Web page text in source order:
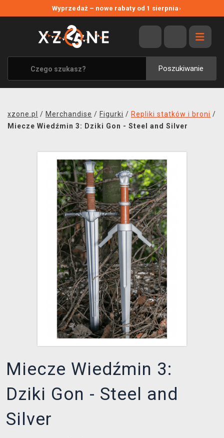
Wyprzedaż – nowe rabaty od 1 sierpnia›
Poszukiwanie
WYPRZEDAŻ
WSZYSTKIE MARKI
XZONE ORIGINALS
UBRANIA I AKCESORIA
SOUNDTRACKI
TRANSPORT
XZONE KLUB
xzone.pl / Merchandise / Figurki / Repliki statków i broni /
Miecze Wiedźmin 3: Dziki Gon - Steel and Silver
Miecze Wiedźmin 3:
Dziki Gon - Steel and
Silver